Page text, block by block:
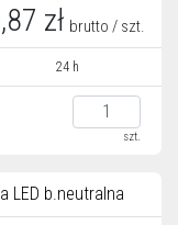
zł brutto / szt.
24 h
szt.
LED b.neutralna